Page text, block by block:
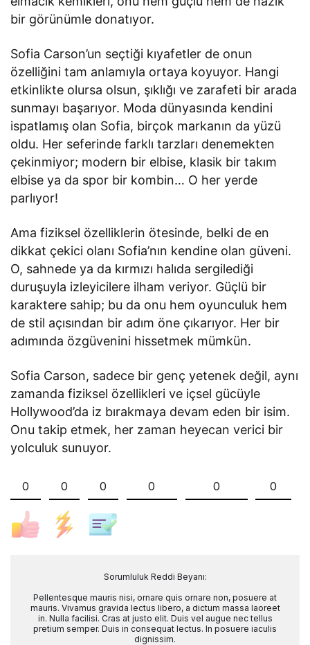
bir görünümle donatıyor.
Sofia Carson’un seçtiği kıyafetler de onun
özelliğini tam anlamıyla ortaya koyuyor. Hangi
etkinlikte olursa olsun, şıklığı ve zarafeti bir arada
sunmayı başarıyor. Moda dünyasında kendini
ispatlamış olan Sofia, birçok markanın da yüzü
oldu. Her seferinde farklı tarzları denemekten
çekinmiyor; modern bir elbise, klasik bir takım
elbise ya da spor bir kombin… O her yerde
parlıyor!
Ama fiziksel özelliklerin ötesinde, belki de en
dikkat çekici olanı Sofia’nın kendine olan güveni.
O, sahnede ya da kırmızı halıda sergilediği
duruşuyla izleyicilere ilham veriyor. Güçlü bir
karaktere sahip; bu da onu hem oyunculuk hem
de stil açısından bir adım öne çıkarıyor. Her bir
adımında özgüvenini hissetmek mümkün.
Sofia Carson, sadece bir genç yetenek değil, aynı
zamanda fiziksel özellikleri ve içsel gücüyle
Hollywood’da iz bırakmaya devam eden bir isim.
Onu takip etmek, her zaman heyecan verici bir
yolculuk sunuyor.
0 0 0 0 0 0
Sorumluluk Reddi Beyanı:
Pellentesque mauris nisi, ornare quis ornare non, posuere at
mauris. Vivamus gravida lectus libero, a dictum massa laoreet
in. Nulla facilisi. Cras at justo elit. Duis vel augue nec tellus
pretium semper. Duis in consequat lectus. In posuere iaculis
dignissim.